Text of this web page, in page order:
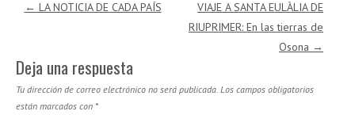
← LA NOTICIA DE CADA PAÍS
VIAJE A SANTA EULÀLIA DE
RIUPRIMER: En las tierras de
Osona →
Deja una respuesta
Tu dirección de correo electrónico no será publicada. Los campos obligatorios
están marcados con *